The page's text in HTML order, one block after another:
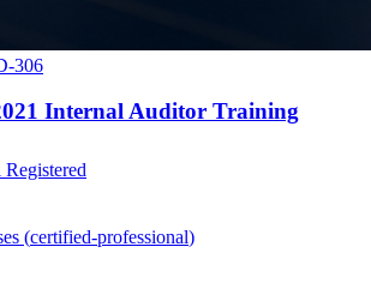
306
Internal Auditor Training
(certified-professional)